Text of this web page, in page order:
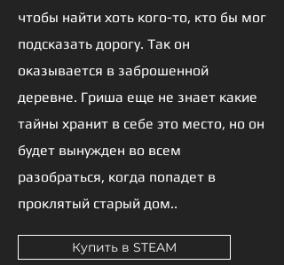
чтобы найти хоть кого-то, кто бы мог
подсказать дорогу. Так он
оказывается в заброшенной
деревне. Гриша еще не знает какие
тайны хранит в себе это место, но он
будет вынужден во всем
разобраться, когда попадет в
проклятый старый дом..
Купить в STEAM